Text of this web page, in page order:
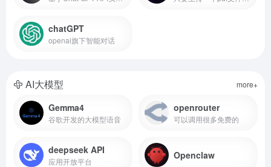
chatGPT
openai旗下智能对话
AI大模型 more+
Gemma4
谷歌开发的大模型语音
openrouter
可以调用很多免费的
deepseek API
应用开放平台
Openclaw